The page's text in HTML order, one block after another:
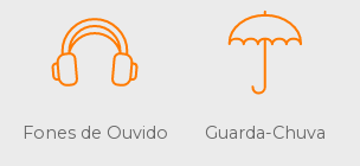
Fones de Ouvido Guarda-Chuva